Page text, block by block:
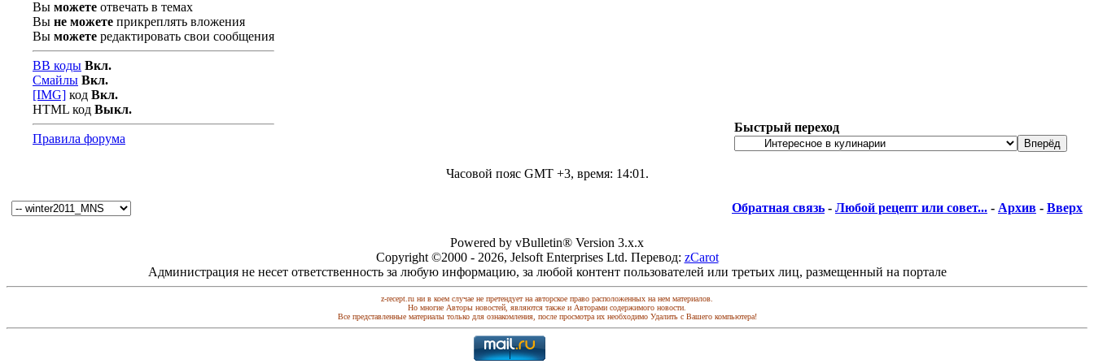
Вы можете отвечать в темах
Вы не можете прикреплять вложения
Вы можете редактировать свои сообщения
BB коды Вкл.
Смайлы Вкл.
[IMG] код Вкл.
HTML код Выкл.
Правила форума
Быстрый переход
Часовой пояс GMT +3, время: 14:01 .
Обратная связь - Любой рецепт или совет... - Архив - Вверх
Powered by vBulletin® Version 3.x.x
Copyright ©2000 - 2026, Jelsoft Enterprises Ltd. Перевод: zCarot
Администрация не несет ответственность за любую информацию, за любой контент пользователей или третьих лиц, размещенный на портале
z-recept.ru ни в коем случае не претендует на авторское право расположенных на нем материалов.
Но многие Авторы новостей, являются также и Авторами содержимого новости.
Все представленные материалы только для ознакомления, после просмотра их необходимо Удалить с Вашего компьютера!